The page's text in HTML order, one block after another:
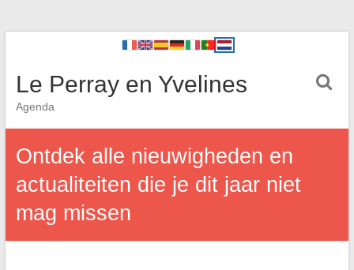
Le Perray en Yvelines
Agenda
Ontdek alle nieuwigheden en
actualiteiten die je dit jaar niet
mag missen